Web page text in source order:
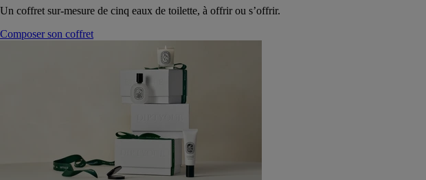
Un coffret sur-mesure de cinq eaux de toilette, à offrir ou s’offrir.
Composer son coffret